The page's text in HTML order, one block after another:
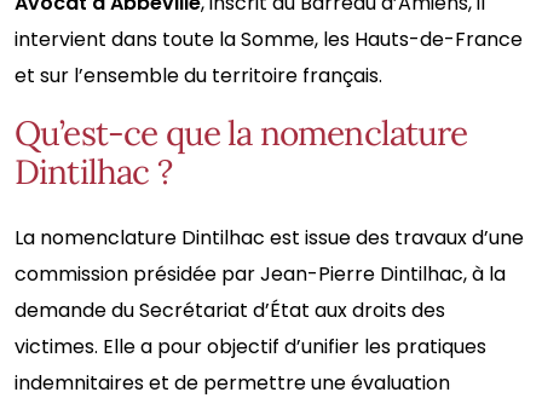
intervient dans toute la Somme, les Hauts-de-France
et sur l’ensemble du territoire français.
Qu’est-ce que la nomenclature
Dintilhac ?
La nomenclature Dintilhac est issue des travaux d’une
commission présidée par Jean-Pierre Dintilhac, à la
demande du Secrétariat d’État aux droits des
victimes. Elle a pour objectif d’unifier les pratiques
indemnitaires et de permettre une évaluation